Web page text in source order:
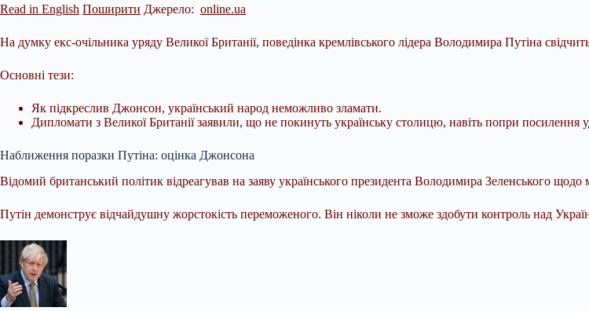
Read in English Поширити Джерело: online.ua
На думку екс-очільника уряду Великої Британії, поведінка кремлівського лідера Володимира Путіна
Основні тези:
Як підкреслив Джонсон, український народ неможливо зламати.
Дипломати з Великої Британії заявили, що не покинуть українську столицю, навіть попри посилення
Наближення поразки Путіна: оцінка Джонсона
Відомий британський політик відреагував на заяву українського президента Володимира Зеленського щодо
Путін демонструє відчайдушну жорстокість переможеного. Він ніколи не зможе здобути контроль над